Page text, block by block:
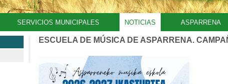
SERVICIOS MUNICIPALES NOTICIAS ASPARRENA
ESCUELA DE MÚSICA DE ASPARRENA.